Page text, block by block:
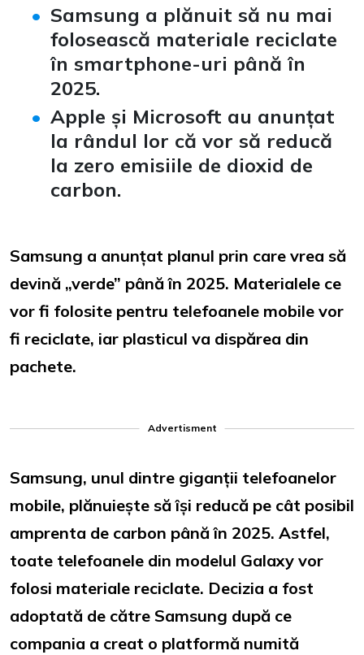
Samsung a plănuit să nu mai
folosească materiale reciclate
în smartphone-uri până în
2025.
Apple și Microsoft au anunțat
la rândul lor că vor să reducă
la zero emisiile de dioxid de
carbon.
Samsung a anunțat planul prin care vrea să
devină „verde” până în 2025. Materialele ce
vor fi folosite pentru telefoanele mobile vor
fi reciclate, iar plasticul va dispărea din
pachete.
Advertisment
Samsung, unul dintre giganții telefoanelor
mobile, plănuiește să își reducă pe cât posibil
amprenta de carbon până în 2025. Astfel,
toate telefoanele din modelul Galaxy vor
folosi materiale reciclate. Decizia a fost
adoptată de către Samsung după ce
compania a creat o platformă numită